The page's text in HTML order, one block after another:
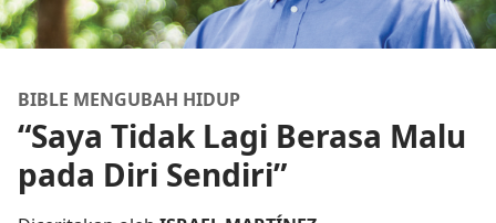
BIBLE MENGUBAH HIDUP
“Saya Tidak Lagi Berasa Malu
pada Diri Sendiri”